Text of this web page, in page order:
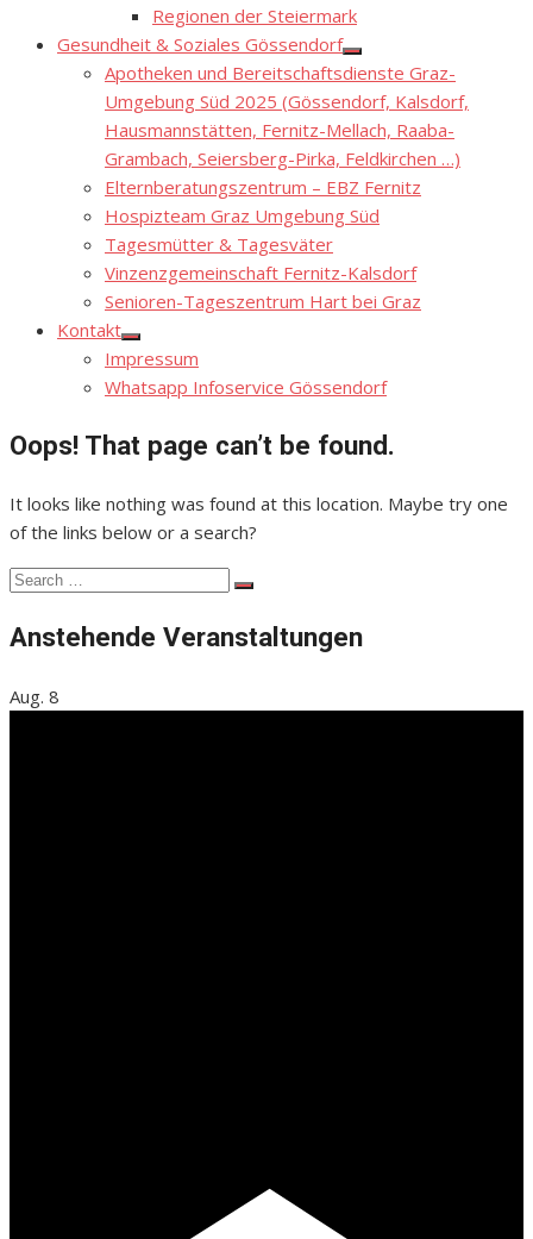
Regionen der Steiermark
Gesundheit & Soziales Gössendorf
Show
sub
menu
Apotheken und Bereitschaftsdienste Graz-
Umgebung Süd 2025 (Gössendorf, Kalsdorf,
Hausmannstätten, Fernitz-Mellach, Raaba-
Grambach, Seiersberg-Pirka, Feldkirchen …)
Elternberatungszentrum – EBZ Fernitz
Hospizteam Graz Umgebung Süd
Tagesmütter & Tagesväter
Vinzenzgemeinschaft Fernitz-Kalsdorf
Senioren-Tageszentrum Hart bei Graz
Kontakt
Show
sub
menu
Impressum
Whatsapp Infoservice Gössendorf
Oops! That page can’t be found.
It looks like nothing was found at this location. Maybe try one
of the links below or a search?
Search
Search
Anstehende Veranstaltungen
Aug. 8